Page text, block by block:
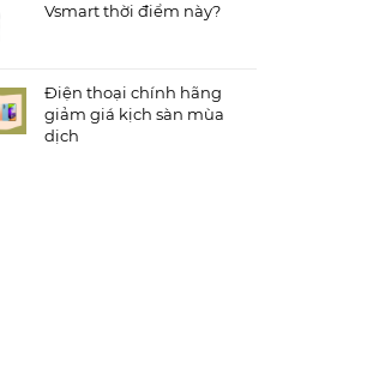
Vsmart thời điểm này?
Điện thoại chính hãng
giảm giá kịch sàn mùa
dịch